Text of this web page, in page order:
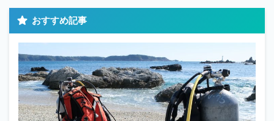
おすすめ記事